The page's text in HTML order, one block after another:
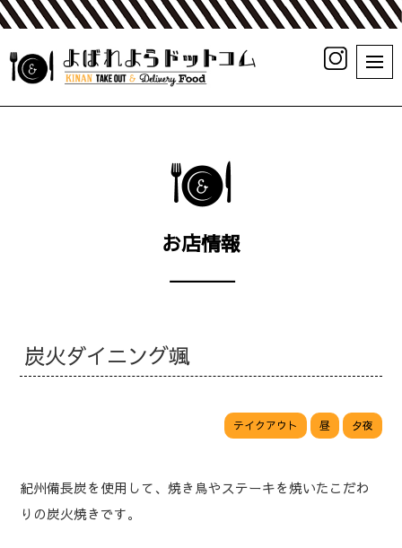
お店情報
炭火ダイニング颯
テイクアウト 昼 夕夜
紀州備長炭を使用して、焼き鳥やステーキを焼いたこだわ
りの炭火焼きです。